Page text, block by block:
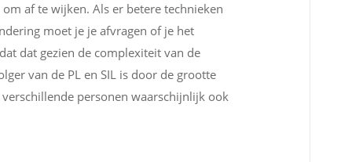
af te wijken. Als er betere technieken
moet je je afvragen of je het
dat gezien de complexiteit van de
van de PL en SIL is door de grootte
personen waarschijnlijk ook